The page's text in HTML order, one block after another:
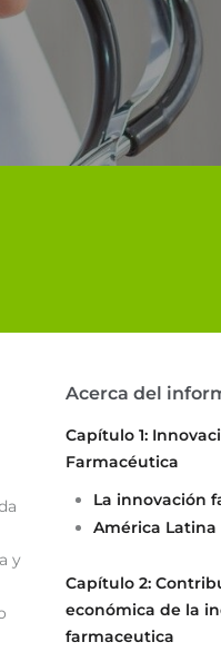
y
Acerca del
Capítulo 1:
Farmacéutica
La innovación
América Latina
Capítulo 2:
económica de la
farmaceutica